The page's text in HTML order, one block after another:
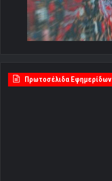
Πρωτοσέλιδα Εφημερίδων